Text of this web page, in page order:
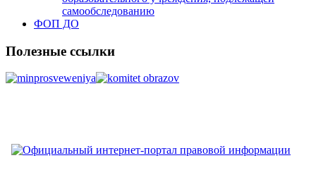
самообследованию
ФОП ДО
Полезные ссылки